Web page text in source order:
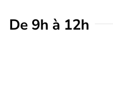
De 9h à 12h